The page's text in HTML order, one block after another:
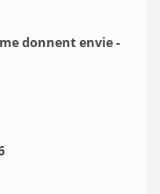
donnent envie -